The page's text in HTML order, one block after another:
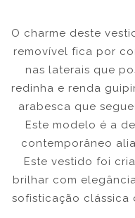
O charme deste
removível fica por
nas laterais que
redinha e renda
arabesca que
Este modelo é a
contemporâneo
Este vestido foi
brilhar com
sofisticação clássica